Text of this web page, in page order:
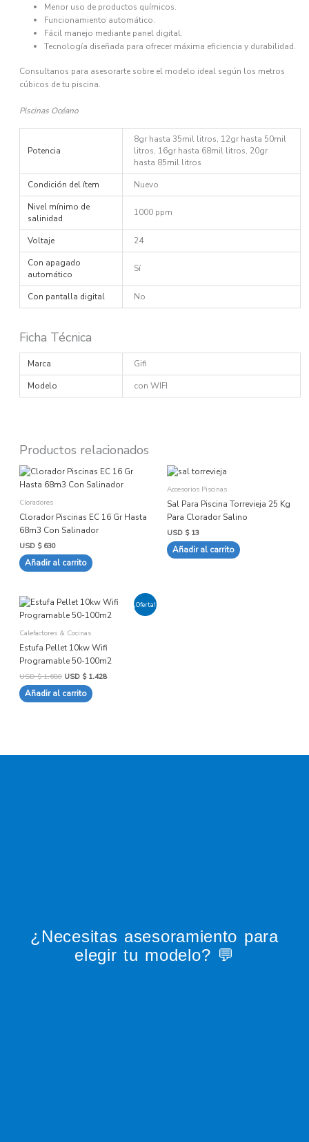
Menor uso de productos químicos.
Funcionamiento automático.
Fácil manejo mediante panel digital.
Tecnología diseñada para ofrecer máxima eficiencia y durabilidad.
Consultanos para asesorarte sobre el modelo ideal según los metros
cúbicos de tu piscina.
Piscinas Océano
Potencia
8gr hasta 35mil litros, 12gr hasta 50mil
litros, 16gr hasta 68mil litros, 20gr
hasta 85mil litros
Condición del ítem
Nuevo
Nivel mínimo de
salinidad
1000 ppm
Voltaje
24
Con apagado
automático
Sí
Con pantalla digital No
Ficha Técnica
Marca
Gifi
Modelo
con WIFI
Productos relacionados
Cloradores
Clorador Piscinas EC 16 Gr Hasta
68m3 Con Salinador
USD $630
Añadir al carrito
Accesorios Piscinas
Sal Para Piscina Torrevieja 25 Kg
Para Clorador Salino
USD $13
Añadir al carrito
¡Oferta!
Calefactores & Cocinas
Estufa Pellet 10kw Wifi
Programable 50-100m2
USD $1.680
El
original
USD
$ 1.680.
USD $1.428
El
actual
$ 1.428.
Añadir al carrito
¿Necesitas asesoramiento para
elegir tu modelo? 💬